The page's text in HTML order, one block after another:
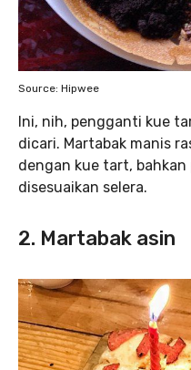
Source: Hipwee
Ini, nih, pengganti kue
dicari. Martabak manis
dengan kue tart,
disesuaikan selera.
2. Martabak asin